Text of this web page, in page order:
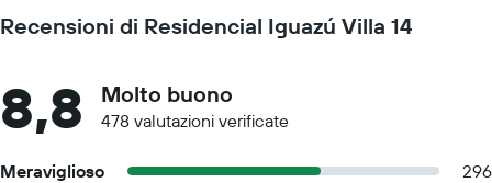
Recensioni di Residencial Iguazú Villa 14
8,8 Molto buono
478 valutazioni verificate
Meraviglioso
296